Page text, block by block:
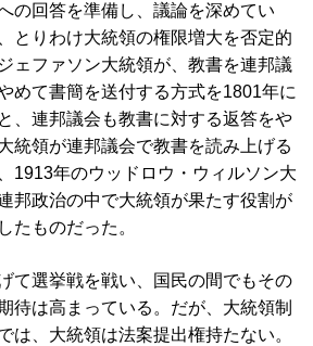
の回答を準備し、議論を深めてい
とりわけ大統領の権限増大を否定的
ェファソン大統領が、教書を連邦議
めて書簡を送付する方式を1801年に
、連邦議会も教書に対する返答をや
統領が連邦議会で教書を読み上げる
1913年のウッドロウ・ウィルソン大
邦政治の中で大統領が果たす役割が
たものだった。
て選挙戦を戦い、国民の間でもその
待は高まっている。だが、大統領制
は、大統領は法案提出権持たない。